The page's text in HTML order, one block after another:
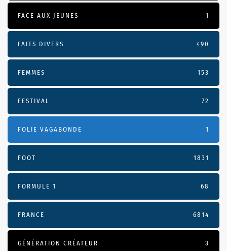
FACE AUX JEUNES 1
FAITS DIVERS 490
FEMMES 153
FESTIVAL 72
FOLIE VAGABONDE 1
FOOT 1831
FORMULE 1 68
FRANCE 6814
GÉNÉRATION CRÉATEUR 3